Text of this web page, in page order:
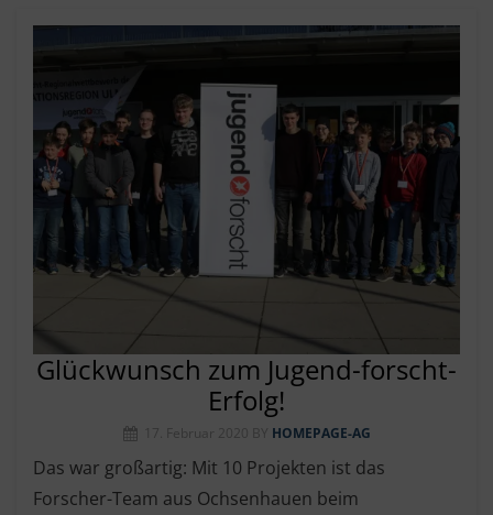
Glückwunsch zum Jugend-forscht-
Erfolg!
17. Februar 2020 BY HOMEPAGE-AG
Das war großartig: Mit 10 Projekten ist das
Forscher-Team aus Ochsenhauen beim